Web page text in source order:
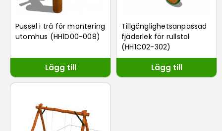
Pussel i trä för montering
utomhus (HH1D00-008)
Lägg till
Tillgänglighetsanpassad
fjäderlek för rullstol
(HH1C02-302)
Lägg till